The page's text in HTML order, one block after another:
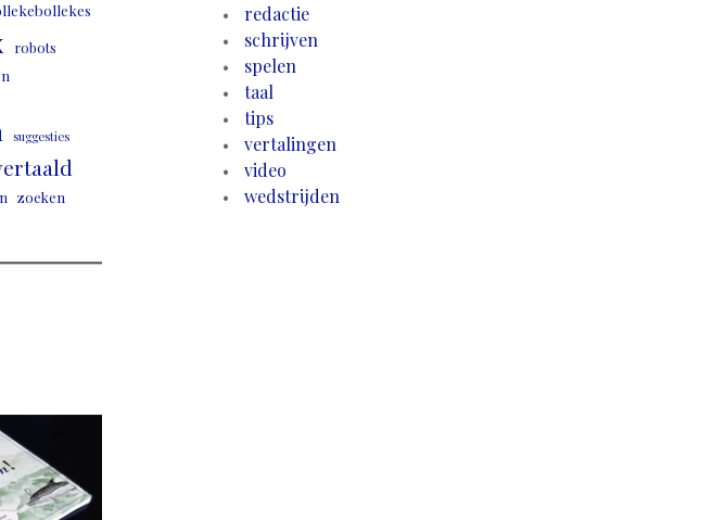
robots
suggesties
zoeken
redactie
schrijven
spelen
taal
tips
vertalingen
video
wedstrijden